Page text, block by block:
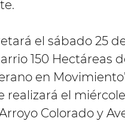
el sábado 25
150 Hectáreas
en
realizará el
Colorado y